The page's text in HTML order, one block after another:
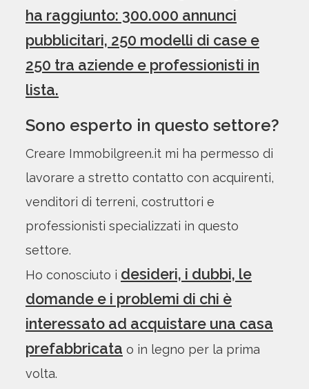
ha raggiunto: 300.000 annunci
pubblicitari, 250 modelli di case e
250 tra aziende e professionisti in
lista.
Sono esperto in questo settore?
Creare Immobilgreen.it mi ha permesso di
lavorare a stretto contatto con acquirenti,
venditori di terreni, costruttori e
professionisti specializzati in questo
settore.
Ho conosciuto i desideri, i dubbi, le
domande e i problemi di chi è
interessato ad acquistare una casa
prefabbricata o in legno per la prima
volta.